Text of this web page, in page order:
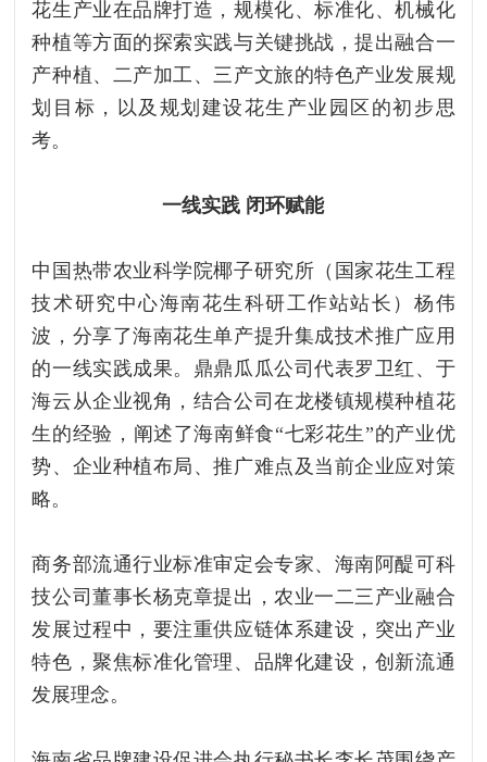
花生产业在品牌打造，规模化、标准化、机械化
种植等方面的探索实践与关键挑战，提出融合一
产种植、二产加工、三产文旅的特色产业发展规
划目标，以及规划建设花生产业园区的初步思
考。
一线实践 闭环赋能
中国热带农业科学院椰子研究所（国家花生工程
技术研究中心海南花生科研工作站站长）杨伟
波，分享了海南花生单产提升集成技术推广应用
的一线实践成果。鼎鼎瓜瓜公司代表罗卫红、于
海云从企业视角，结合公司在龙楼镇规模种植花
生的经验，阐述了海南鲜食“七彩花生”的产业优
势、企业种植布局、推广难点及当前企业应对策
略。
商务部流通行业标准审定会专家、海南阿醍可科
技公司董事长杨克章提出，农业一二三产业融合
发展过程中，要注重供应链体系建设，突出产业
特色，聚焦标准化管理、品牌化建设，创新流通
发展理念。